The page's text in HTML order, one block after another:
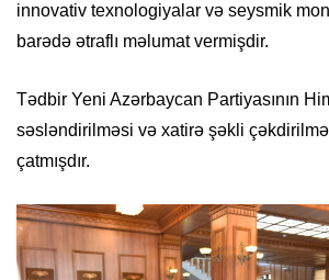
innovativ texnologiyalar və seysmik
barədə ətraflı məlumat vermişdir.
Tədbir Yeni Azərbaycan Partiyasının
səsləndirilməsi və xatirə şəkli
çatmışdır.